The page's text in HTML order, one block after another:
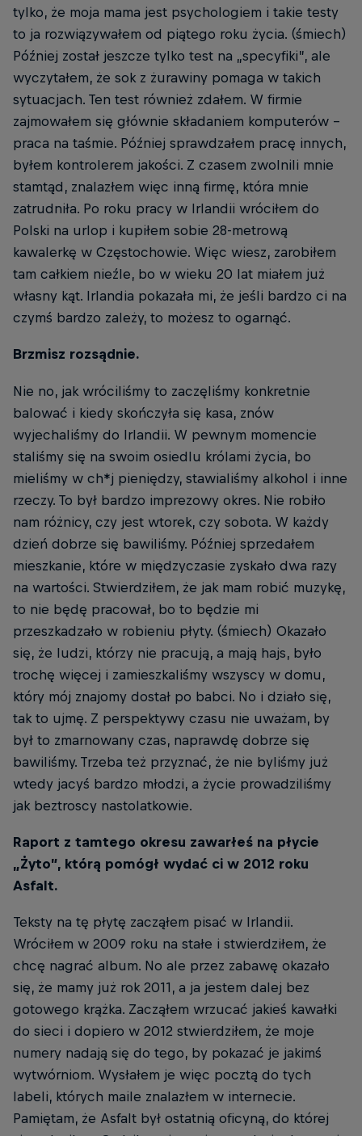
tylko, że moja mama jest psychologiem i takie testy
to ja rozwiązywałem od piątego roku życia. (śmiech)
Później został jeszcze tylko test na „specyfiki”, ale
wyczytałem, że sok z żurawiny pomaga w takich
sytuacjach. Ten test również zdałem. W firmie
zajmowałem się głównie składaniem komputerów -
praca na taśmie. Później sprawdzałem pracę innych,
byłem kontrolerem jakości. Z czasem zwolnili mnie
stamtąd, znalazłem więc inną firmę, która mnie
zatrudniła. Po roku pracy w Irlandii wróciłem do
Polski na urlop i kupiłem sobie 28-metrową
kawalerkę w Częstochowie. Więc wiesz, zarobiłem
tam całkiem nieźle, bo w wieku 20 lat miałem już
własny kąt. Irlandia pokazała mi, że jeśli bardzo ci na
czymś bardzo zależy, to możesz to ogarnąć.
Brzmisz rozsądnie.
Nie no, jak wróciliśmy to zaczęliśmy konkretnie
balować i kiedy skończyła się kasa, znów
wyjechaliśmy do Irlandii. W pewnym momencie
staliśmy się na swoim osiedlu królami życia, bo
mieliśmy w ch*j pieniędzy, stawialiśmy alkohol i inne
rzeczy. To był bardzo imprezowy okres. Nie robiło
nam różnicy, czy jest wtorek, czy sobota. W każdy
dzień dobrze się bawiliśmy. Później sprzedałem
mieszkanie, które w międzyczasie zyskało dwa razy
na wartości. Stwierdziłem, że jak mam robić muzykę,
to nie będę pracował, bo to będzie mi
przeszkadzało w robieniu płyty. (śmiech) Okazało
się, że ludzi, którzy nie pracują, a mają hajs, było
trochę więcej i zamieszkaliśmy wszyscy w domu,
który mój znajomy dostał po babci. No i działo się,
tak to ujmę. Z perspektywy czasu nie uważam, by
był to zmarnowany czas, naprawdę dobrze się
bawiliśmy. Trzeba też przyznać, że nie byliśmy już
wtedy jacyś bardzo młodzi, a życie prowadziliśmy
jak beztroscy nastolatkowie.
Raport z tamtego okresu zawarłeś na płycie
„Żyto”, którą pomógł wydać ci w 2012 roku
Asfalt.
Teksty na tę płytę zacząłem pisać w Irlandii.
Wróciłem w 2009 roku na stałe i stwierdziłem, że
chcę nagrać album. No ale przez zabawę okazało
się, że mamy już rok 2011, a ja jestem dalej bez
gotowego krążka. Zacząłem wrzucać jakieś kawałki
do sieci i dopiero w 2012 stwierdziłem, że moje
numery nadają się do tego, by pokazać je jakimś
wytwórniom. Wysłałem je więc pocztą do tych
labeli, których maile znalazłem w internecie.
Pamiętam, że Asfalt był ostatnią oficyną, do której